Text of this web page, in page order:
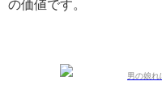
の価値です。